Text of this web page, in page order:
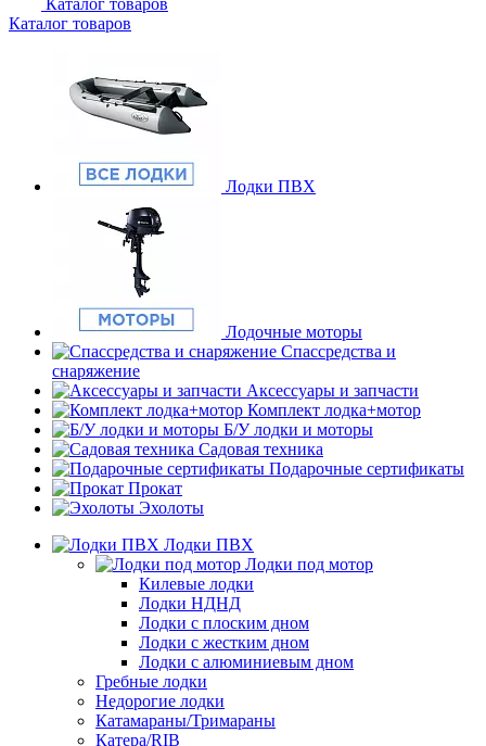
Каталог товаров
Каталог товаров
Лодки ПВХ
Лодочные моторы
Спассредства и
снаряжение
Аксессуары и запчасти
Комплект лодка+мотор
Б/У лодки и моторы
Садовая техника
Подарочные сертификаты
Прокат
Эхолоты
Лодки ПВХ
Лодки под мотор
Килевые лодки
Лодки НДНД
Лодки с плоским дном
Лодки с жестким дном
Лодки с алюминиевым дном
Гребные лодки
Недорогие лодки
Катамараны/Тримараны
Катера/RIB